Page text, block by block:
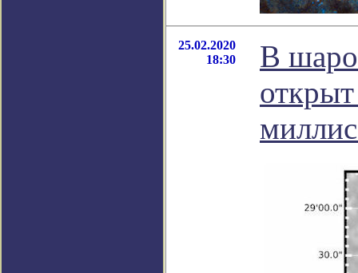
25.02.2020
18:30
В